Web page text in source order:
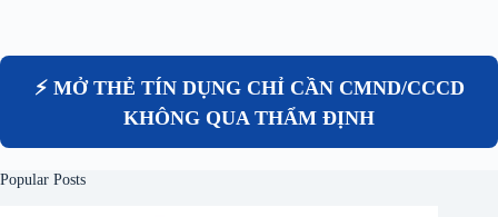
⚡ MỞ THẺ TÍN DỤNG CHỈ CẦN CMND/CCCD
KHÔNG QUA THẨM ĐỊNH
Popular Posts